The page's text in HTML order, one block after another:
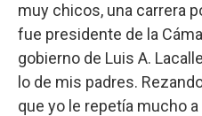
muy chicos, una carrera
fue presidente de la
gobierno de Luis A.
lo de mis padres.
que yo le repetía mucho a